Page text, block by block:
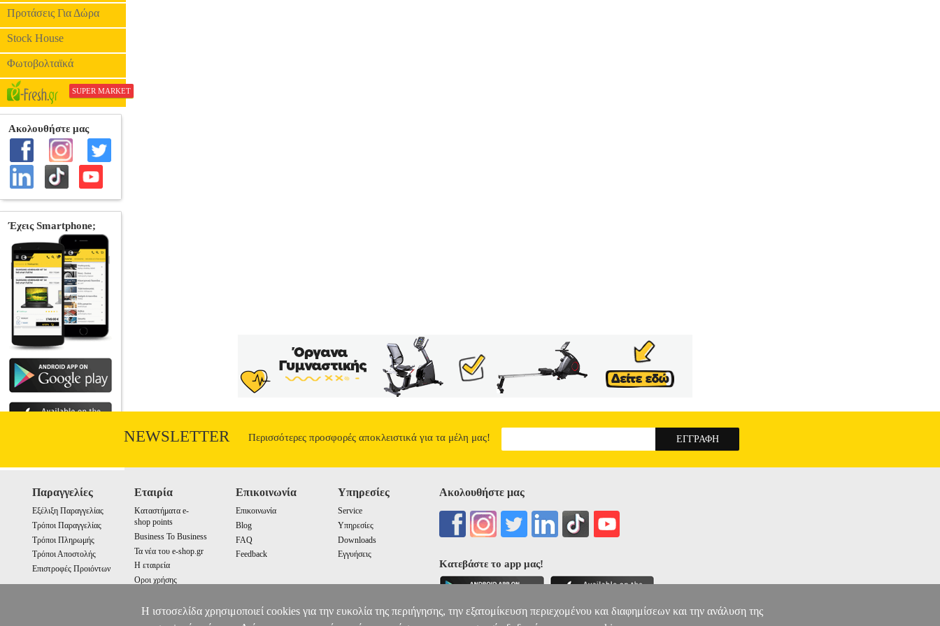
Προτάσεις Για Δώρα
Stock House
Φωτοβολταϊκά
SUPER MARKET
NEWSLETTER Περισσότερες προσφορές αποκλειστικά για τα μέλη μας!
Παραγγελίες
Εξέλιξη Παραγγελίας
Τρόποι Παραγγελίας
Τρόποι Πληρωμής
Τρόποι Αποστολής
Επιστροφές Προιόντων
Εταιρία
Καταστήματα e-
shop points
Business To Business
Τα νέα του e-shop.gr
Η εταιρεία
Οροι χρήσης
Επικοινωνία
Επικοινωνία
Blog
FAQ
Feedback
Υπηρεσίες
Service
Υπηρεσίες
Downloads
Εγγυήσεις
Ακολουθήστε μας
Κατεβάστε το app μας!
Η ιστοσελίδα χρησιμοποιεί cookies για την ευκολία της περιήγησης, την εξατομίκευση περιεχομένου και διαφημίσεων και την ανάλυση της